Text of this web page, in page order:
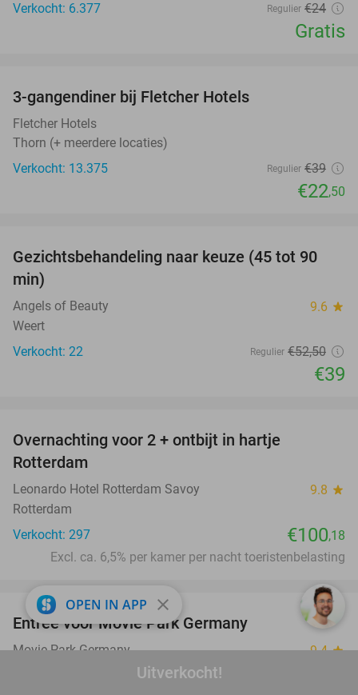
Uitverkocht!
Verkocht: 6.377
Regulier €24
Gratis
3-gangendiner bij Fletcher Hotels
Fletcher Hotels
Thorn (+ meerdere locaties)
Verkocht: 13.375
Regulier €39
€22,50
26%
Gezichtsbehandeling naar keuze (45 tot 90
min)
Angels of Beauty 9.6 star
Weert
Verkocht: 22
Regulier €52,50
€39
Overnachting voor 2 + ontbijt in hartje
Rotterdam
Leonardo Hotel Rotterdam Savoy 9.8 star
Rotterdam
Verkocht: 297
€100,18
Excl. ca. 6,5% per kamer per nacht toeristenbelasting
38%
favorite_border
Entree voor Movie Park Germany
Movie Park Germany 9.4star
OPEN IN APP close